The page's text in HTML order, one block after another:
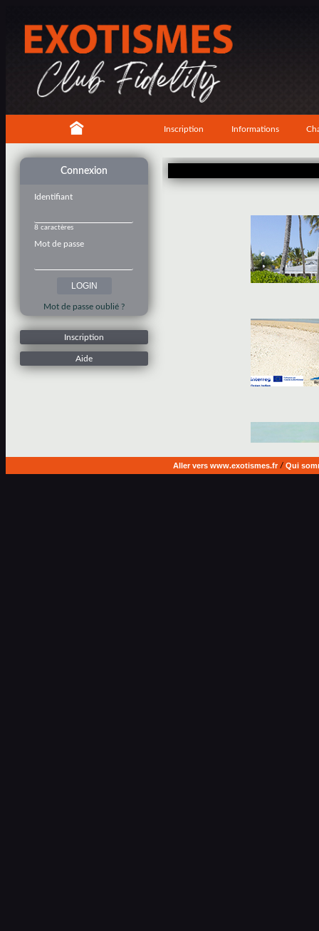
Inscription Informations
Connexion
Identifiant
8 caractères
Mot de passe
Mot de passe oublié ?
Inscription
Aide
Aller vers www.exotismes.fr/ Qui